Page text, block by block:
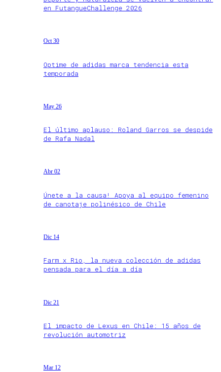
en FutangueChallenge 2026
Oct 30
Optime de adidas marca tendencia esta
temporada
May 26
El último aplauso: Roland Garros se despide
de Rafa Nadal
Abr 02
Únete a la causa! Apoya al equipo femenino
de canotaje polinésico de Chile
Dic 14
Farm x Rio, la nueva colección de adidas
pensada para el día a día
Dic 21
El impacto de Lexus en Chile: 15 años de
revolución automotriz
Mar 12